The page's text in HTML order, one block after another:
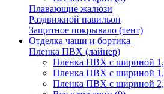
Плавающие жалюзи
Раздвижной павильон
Защитное покрывало (тент)
Отделка чаши и бортика
Пленка ПВХ (лайнер)
Пленка ПВХ с шириной
Пленка ПВХ с шириной
Пленка ПВХ с шириной